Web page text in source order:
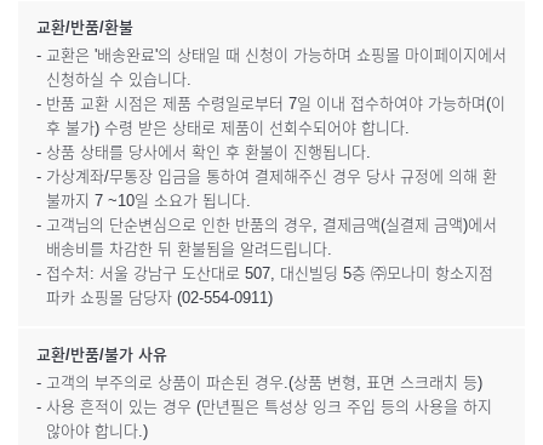
교환/반품/환불
- 교환은 '배송완료'의 상태일 때 신청이 가능하며 쇼핑몰 마이페이지에서
신청하실 수 있습니다.
- 반품 교환 시점은 제품 수령일로부터 7일 이내 접수하여야 가능하며(이
후 불가) 수령 받은 상태로 제품이 선회수되어야 합니다.
- 상품 상태를 당사에서 확인 후 환불이 진행됩니다.
- 가상계좌/무통장 입금을 통하여 결제해주신 경우 당사 규정에 의해 환
불까지 7 ~10일 소요가 됩니다.
- 고객님의 단순변심으로 인한 반품의 경우, 결제금액(실결제 금액)에서
배송비를 차감한 뒤 환불됨을 알려드립니다.
- 접수처: 서울 강남구 도산대로 507, 대신빌딩 5층 ㈜모나미 항소지점
파카 쇼핑몰 담당자 (02-554-0911)
교환/반품/불가 사유
- 고객의 부주의로 상품이 파손된 경우.(상품 변형, 표면 스크래치 등)
- 사용 흔적이 있는 경우 (만년필은 특성상 잉크 주입 등의 사용을 하지
않아야 합니다.)